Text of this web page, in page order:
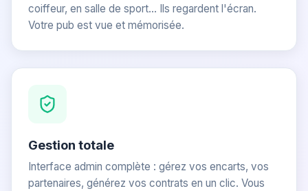
coiffeur, en salle de sport... Ils regardent l'écran.
Votre pub est vue et mémorisée.
Gestion totale
Interface admin complète : gérez vos encarts, vos
partenaires, générez vos contrats en un clic. Vous